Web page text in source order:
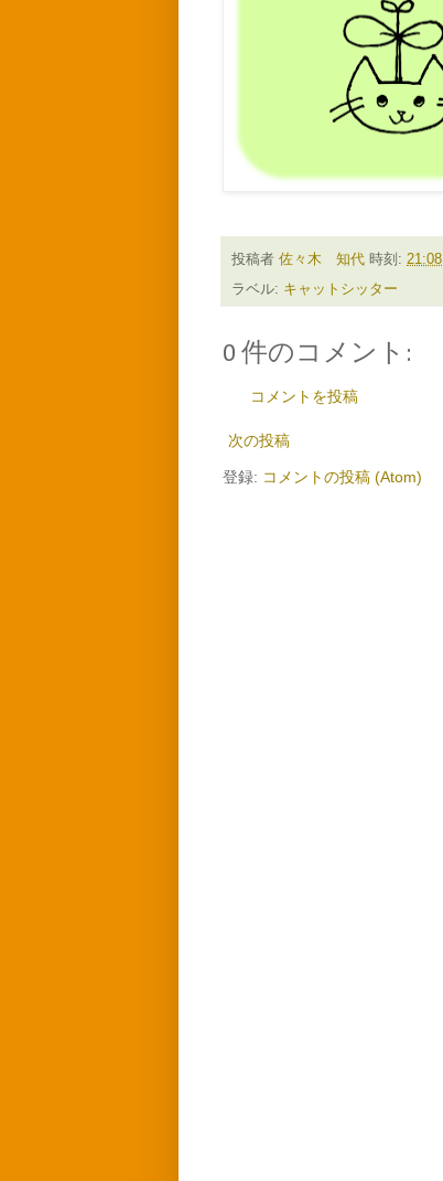
投稿者 佐々木 知代 時刻: 21:08
ラベル: キャットシッター
0 件のコメント:
コメントを投稿
次の投稿
登録: コメントの投稿 (Atom)